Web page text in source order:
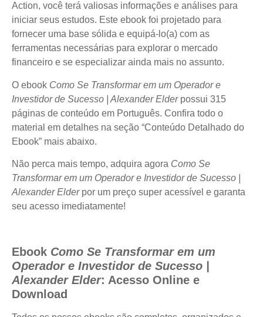
Action, você terá valiosas informações e análises para
iniciar seus estudos. Este ebook foi projetado para
fornecer uma base sólida e equipá-lo(a) com as
ferramentas necessárias para explorar o mercado
financeiro e se especializar ainda mais no assunto.
O ebook Como Se Transformar em um Operador e
Investidor de Sucesso | Alexander Elderpossui 315
páginas de conteúdo em Português. Confira todo o
material em detalhes na seção “Conteúdo Detalhado do
Ebook” mais abaixo.
Não perca mais tempo, adquira agora Como Se
Transformar em um Operador e Investidor de Sucesso |
Alexander Elderpor um preço super acessível e garanta
seu acesso imediatamente!
Ebook Como Se Transformar em um
Operador e Investidor de Sucesso |
Alexander Elder: Acesso Online e
Download